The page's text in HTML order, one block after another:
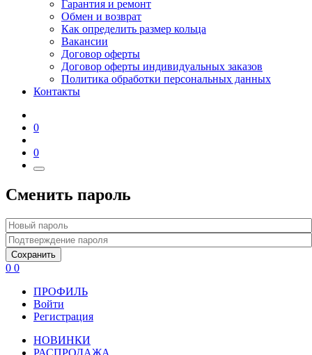
Гарантия и ремонт
Обмен и возврат
Как определить размер кольца
Вакансии
Договор оферты
Договор оферты индивидуальных заказов
Политика обработки персональных данных
Контакты
0
0
Сменить пароль
Сохранить
0 0
ПРОФИЛЬ
Войти
Регистрация
НОВИНКИ
РАСПРОДАЖА